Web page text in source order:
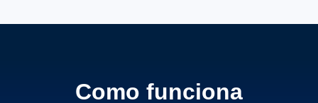
Como funciona